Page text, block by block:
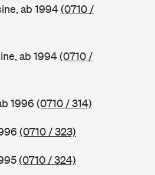
ab 1994(0710 /
ab 1994(0710 /
1996 (0710 / 314)
(0710 / 323)
(0710 / 324)